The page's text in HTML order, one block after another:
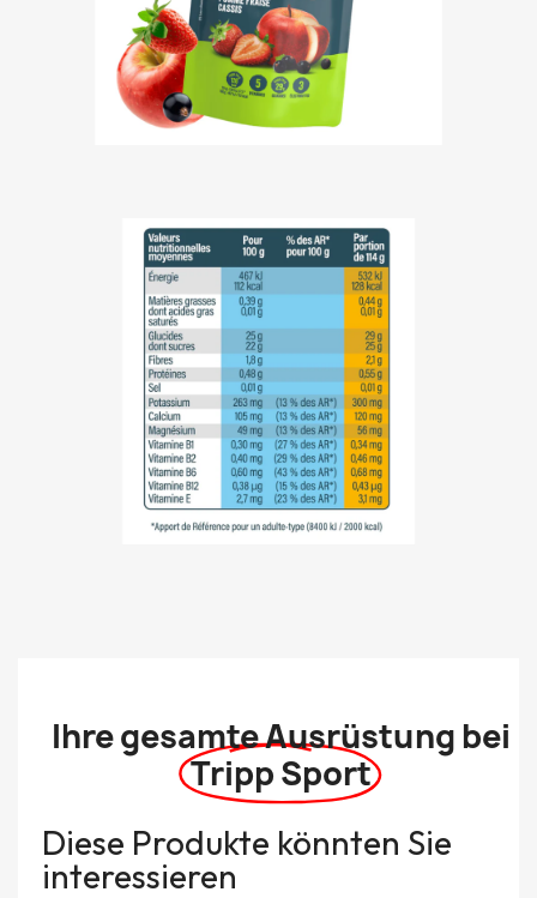
Ihre gesamte Ausrüstung bei
Tripp Sport
Diese Produkte könnten Sie
interessieren